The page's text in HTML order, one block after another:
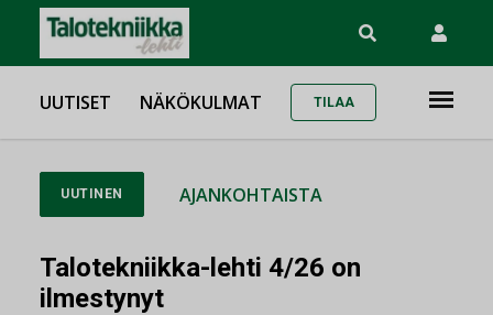
UUTISET NÄKÖKULMAT TILAA
UUTINEN AJANKOHTAISTA
Talotekniikka-lehti 4/26 on
ilmestynyt